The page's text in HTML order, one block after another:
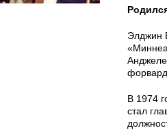
Элджин
В 1974
стал